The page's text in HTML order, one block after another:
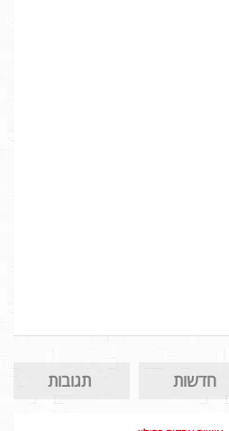
חדשות תגובות